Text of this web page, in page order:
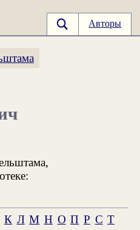
Авторы
К Л М Н О П Р С Т